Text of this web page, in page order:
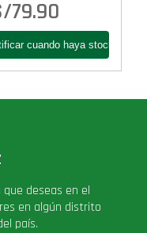
79.90
deseas en el
en algún distrito
país.